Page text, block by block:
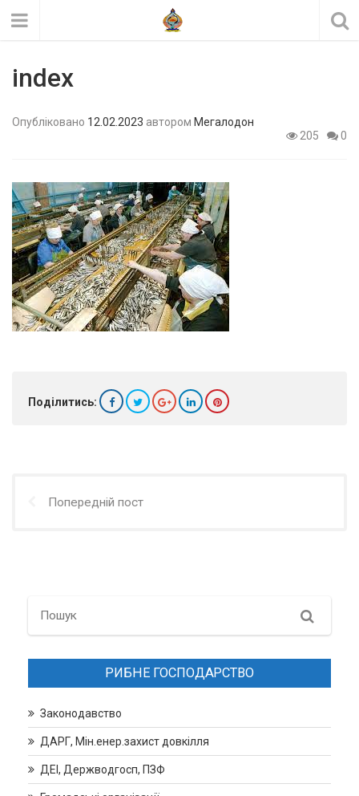
index
Опубліковано 12.02.2023 автором Мегалодон
205
0
Поділитись:
Попередній пост
Search
РИБНЕ ГОСПОДАРСТВО
Законодавство
ДАРГ, Мін.енер.захист довкілля
ДЕІ, Держводгосп, ПЗФ